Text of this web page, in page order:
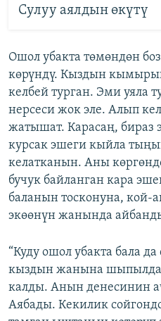
Сулуу аялдын өкүтү
Ошол убакта төмөндөн
көрүндү. Кыздын
келбей турган. Эми уяла
нерсеси жок эле. Алып
жатышат. Карасаң, бираз
курсак эшеги кыйла
келатканын. Аны
бучук байланган кара
баланын тосконуна, кой-
экөөнүн жанында
“Куду ошол убакта бала
кыздын жанына
калды. Анын денесинин
Аябады. Кекилик